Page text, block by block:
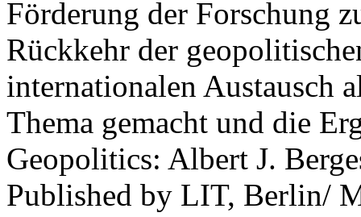
Förderung der Forschung
Rückkehr der
internationalen Austausch
Thema gemacht und die
Geopolitics: Albert J.
Published by LIT, Berlin/